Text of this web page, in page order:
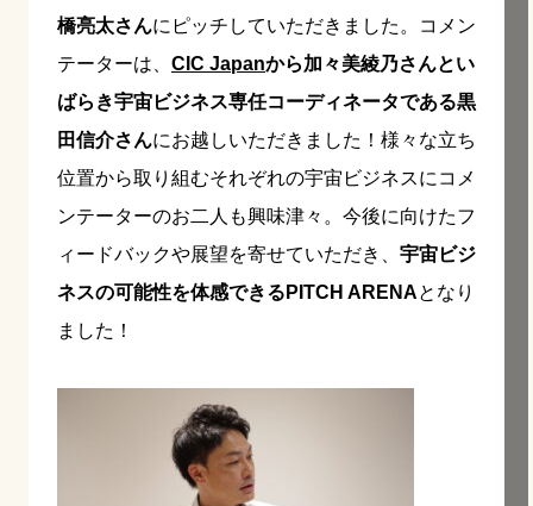
橋亮太さんにピッチしていただきました。コメン
テーターは、 CIC Japanから加々美綾乃さんとい
ばらき宇宙ビジネス専任コーディネータである黒
田信介さんにお越しいただきました！様々な立ち
位置から取り組むそれぞれの宇宙ビジネスにコメ
ンテーターのお二人も興味津々。今後に向けたフ
ィードバックや展望を寄せていただき、 宇宙ビジ
ネスの可能性を体感できるPITCH ARENAとなり
ました！